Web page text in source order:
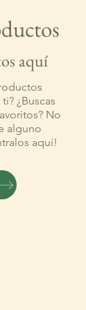
aquí
¿Buscas
No
alguno
aquí!